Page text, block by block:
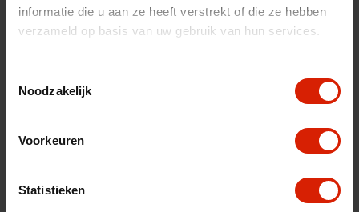
informatie die u aan ze heeft verstrekt of die ze hebben
verzameld op basis van uw gebruik van hun services.
Noodzakelijk
Voorkeuren
Statistieken